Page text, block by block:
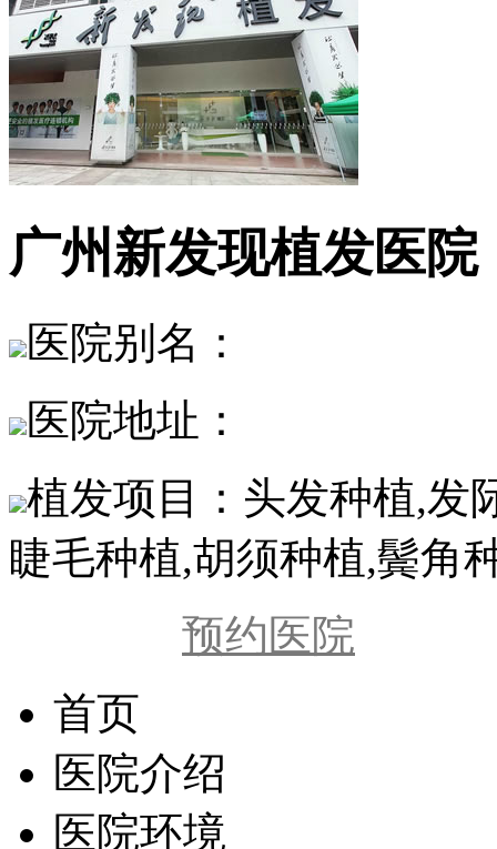
广州新发现植发医院
医院别名：
医院地址：
植发项目：头发种植,发
睫毛种植,胡须种植,鬓角
预约医院
首页
医院介绍
医院环境